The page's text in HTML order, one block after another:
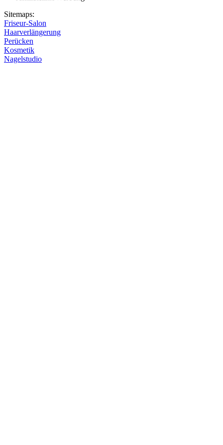
Sitemaps:
Friseur-Salon
Haarverlängerung
Perücken
Kosmetik
Nagelstudio